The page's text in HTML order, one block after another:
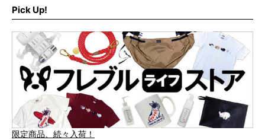
ど、内容盛りだくさんでお送りしていますので、最後まで
お見逃しなく！
Pick Up!
限定商品、続々入荷！